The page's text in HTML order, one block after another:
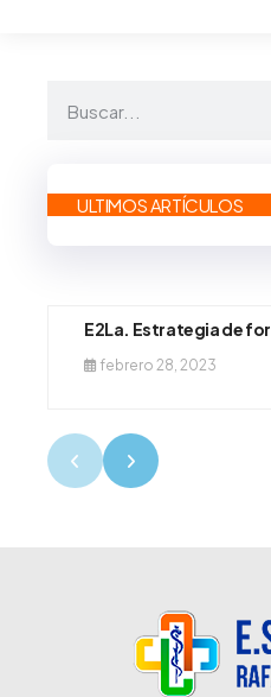
ULTIMOS ARTÍCULOS
E2La. Estrategia de
febrero 28, 2023